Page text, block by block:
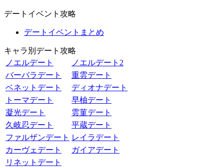
デートイベント攻略
デートイベントまとめ
キャラ別デート攻略
ノエルデート
ノエルデート2
バーバラデート
重雲デート
ベネットデート
ディオナデート
トーマデート
早柚デート
凝光デート
雲菫デート
久岐忍デート
平蔵デート
ファルザンデート レイラデート
カーヴェデート
ガイアデート
リネットデート